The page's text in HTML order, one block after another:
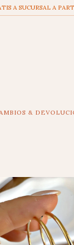
A SUCURSAL A
&